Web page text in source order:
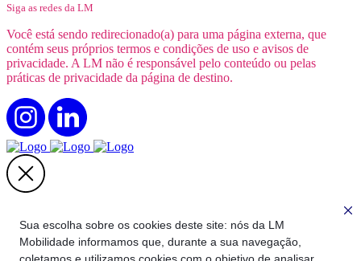
Sua escolha sobre os cookies deste site: nós da LM
Mobilidade informamos que, durante a sua navegação,
Siga as redes da LM
Você está sendo redirecionado(a) para uma página externa, que
contém seus próprios termos e condições de uso e avisos de
privacidade. A LM não é responsável pelo conteúdo ou pelas
práticas de privacidade da página de destino.
Você será direcionado para a nossa página oficial de recrutamento
na Gupy!